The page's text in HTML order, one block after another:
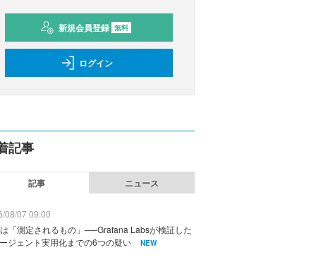
新規会員登録 無料
ログイン
記事
記事 ニュース
08/07 09:00
「測定されるもの」──Grafana Labsが検証した
ジェント実用化までの6つの疑い
NEW